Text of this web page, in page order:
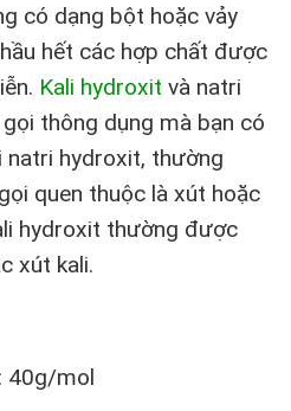
có dạng bột hoặc vảy
hết các hợp chất được
Kali hydroxit và natri
thông dụng mà bạn có
natri hydroxit, thường
quen thuộc là xút hoặc
hydroxit thường được
xút kali.
40g/mol